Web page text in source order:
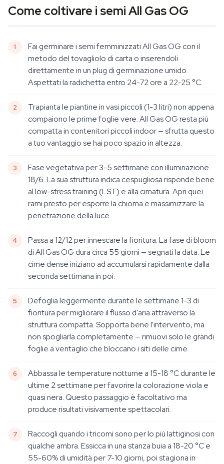
Come coltivare i semi All Gas OG
Fai germinare i semi femminizzati All Gas OG con il
metodo del tovagliolo di carta o inserendoli
direttamente in un plug di germinazione umido.
Aspettati la radichetta entro 24-72 ore a 22-25 °C.
Trapianta le piantine in vasi piccoli (1-3 litri) non appena
compaiono le prime foglie vere. All Gas OG resta più
compatta in contenitori piccoli indoor — sfrutta questo
a tuo vantaggio se hai poco spazio in altezza.
Fase vegetativa per 3-5 settimane con illuminazione
18/6. La sua struttura indica cespugliosa risponde bene
al low-stress training (LST) e alla cimatura. Apri quei
rami presto per esporre la chioma e massimizzare la
penetrazione della luce.
Passa a 12/12 per innescare la fioritura. La fase di bloom
di All Gas OG dura circa 55 giorni — segnati la data. Le
cime dense iniziano ad accumularsi rapidamente dalla
seconda settimana in poi.
Defoglia leggermente durante le settimane 1-3 di
fioritura per migliorare il flusso d'aria attraverso la
struttura compatta. Sopporta bene l'intervento, ma
non spogliarla completamente — rimuovi solo le grandi
foglie a ventaglio che bloccano i siti delle cime.
Abbassa le temperature notturne a 15-18 °C durante le
ultime 2 settimane per favorire la colorazione viola e
quasi nera. Questo passaggio è facoltativo ma
produce risultati visivamente spettacolari.
Raccogli quando i tricomi sono per lo più lattiginosi con
qualche ambra. Essicca in una stanza buia a 18-20 °C e
55-60% di umidità per 7-10 giorni, poi stagiona in